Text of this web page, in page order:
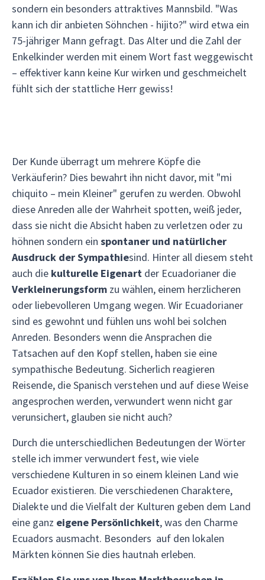
sondern ein besonders attraktives Mannsbild. "Was
kann ich dir anbieten Söhnchen - hijito?" wird etwa ein
75-jähriger Mann gefragt. Das Alter und die Zahl der
Enkelkinder werden mit einem Wort fast weggewischt
– effektiver kann keine Kur wirken und geschmeichelt
fühlt sich der stattliche Herr gewiss!
Der Kunde überragt um mehrere Köpfe die
Verkäuferin? Dies bewahrt ihn nicht davor, mit "mi
chiquito – mein Kleiner" gerufen zu werden. Obwohl
diese Anreden alle der Wahrheit spotten, weiß jeder,
dass sie nicht die Absicht haben zu verletzen oder zu
höhnen sondern ein spontaner und natürlicher
Ausdruck der Sympathiesind. Hinter all diesem steht
auch die kulturelle Eigenart der Ecuadorianer die
Verkleinerungsform zu wählen, einem herzlicheren
oder liebevolleren Umgang wegen. Wir Ecuadorianer
sind es gewohnt und fühlen uns wohl bei solchen
Anreden. Besonders wenn die Ansprachen die
Tatsachen auf den Kopf stellen, haben sie eine
sympathische Bedeutung. Sicherlich reagieren
Reisende, die Spanisch verstehen und auf diese Weise
angesprochen werden, verwundert wenn nicht gar
verunsichert, glauben sie nicht auch?
Durch die unterschiedlichen Bedeutungen der Wörter
stelle ich immer verwundert fest, wie viele
verschiedene Kulturen in so einem kleinen Land wie
Ecuador existieren. Die verschiedenen Charaktere,
Dialekte und die Vielfalt der Kulturen geben dem Land
eine ganz eigene Persönlichkeit, was den Charme
Ecuadors ausmacht. Besonders auf den lokalen
Märkten können Sie dies hautnah erleben.